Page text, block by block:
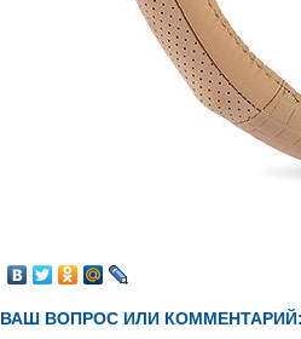
ВАШ ВОПРОС ИЛИ